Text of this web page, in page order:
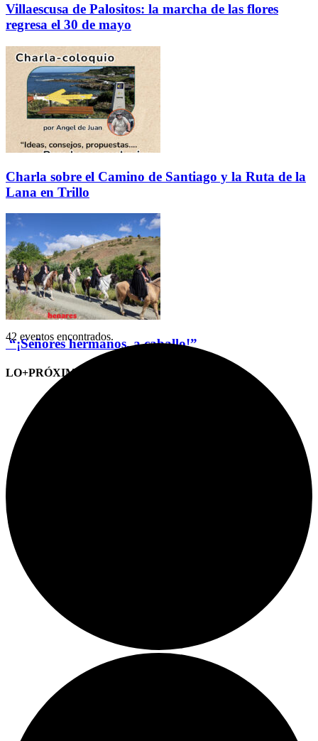
Villaescusa de Palositos: la marcha de las flores
regresa el 30 de mayo
Charla sobre el Camino de Santiago y la Ruta de la
Lana en Trillo
“¡Señores hermanos, a caballo!”
LO+PRÓXIMO (CITAS)
42 eventos encontrados.